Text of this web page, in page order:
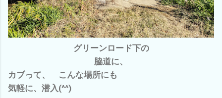
グリーンロード下の
脇道に、
カブって、 こんな場所にも
気軽に、潜入(^^)